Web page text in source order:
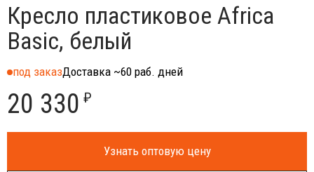
Кресло пластиковое Africa
Basic, белый
под заказДоставка ~60 раб. дней
20 330 ₽
Узнать оптовую цену